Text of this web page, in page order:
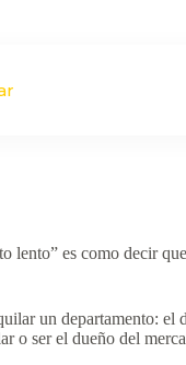
es como decir
un departamento: el
o ser el dueño del